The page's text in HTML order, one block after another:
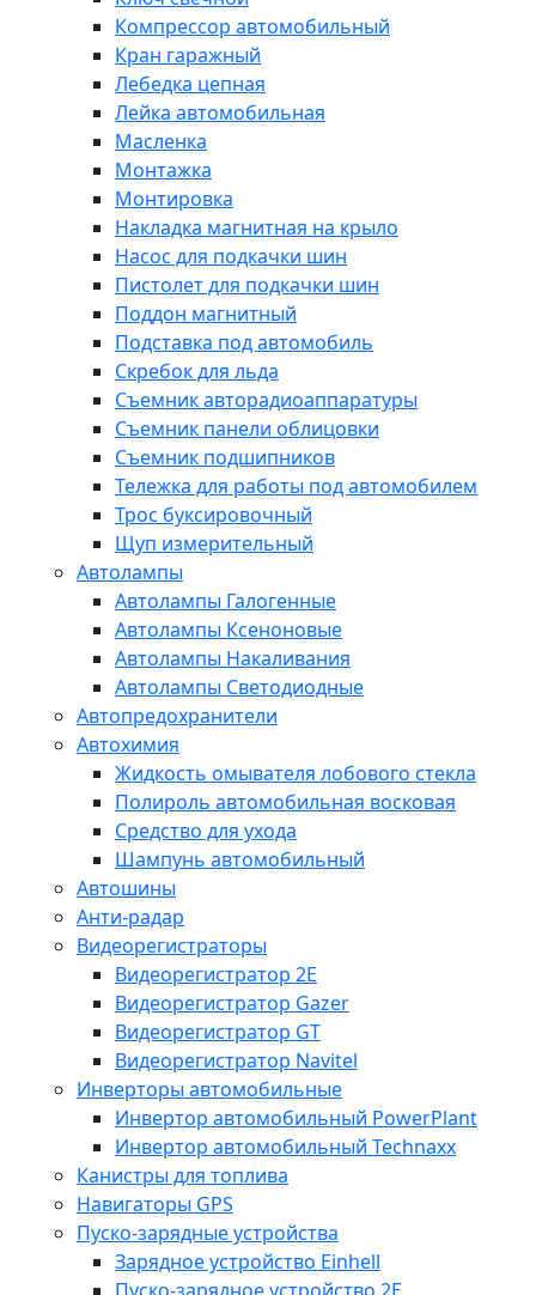
Компрессор автомобильный
Кран гаражный
Лебедка цепная
Лейка автомобильная
Масленка
Монтажка
Монтировка
Накладка магнитная на крыло
Насос для подкачки шин
Пистолет для подкачки шин
Поддон магнитный
Подставка под автомобиль
Скребок для льда
Съемник авторадиоаппаратуры
Съемник панели облицовки
Съемник подшипников
Тележка для работы под автомобилем
Трос буксировочный
Щуп измерительный
Автолампы
Автолампы Галогенные
Автолампы Ксеноновые
Автолампы Накаливания
Автолампы Светодиодные
Автопредохранители
Автохимия
Жидкость омывателя лобового стекла
Полироль автомобильная восковая
Средство для ухода
Шампунь автомобильный
Автошины
Анти-радар
Видеорегистраторы
Видеорегистратор 2E
Видеорегистратор Gazer
Видеорегистратор GT
Видеорегистратор Navitel
Инверторы автомобильные
Инвертор автомобильный PowerPlant
Инвертор автомобильный Technaxx
Канистры для топлива
Навигаторы GPS
Пуско-зарядные устройства
Зарядное устройство Einhell